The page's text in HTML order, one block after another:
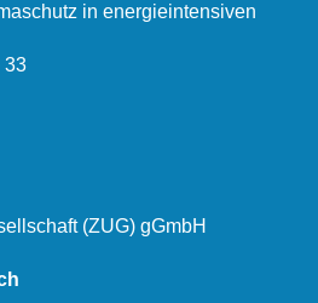
in energieintensiven
33
(ZUG) gGmbH